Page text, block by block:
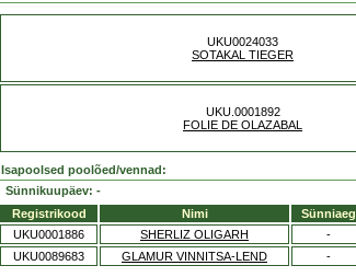
UKU0024033
SOTAKAL TIEGER
UKU.0001892
FOLIE DE OLAZABAL
Isapoolsed poolõed/vennad:
Sünnikuupäev: -
Registrikood
Nimi Sünniaeg
UKU0001886
SHERLIZ OLIGARH -
UKU0089683
GLAMUR VINNITSA-LEND -